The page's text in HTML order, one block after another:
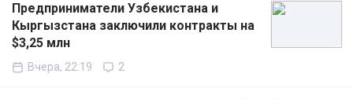
Предприниматели Узбекистана и
Кыргызстана заключили контракты на
$3,25 млн
Вчера, 22:19 2